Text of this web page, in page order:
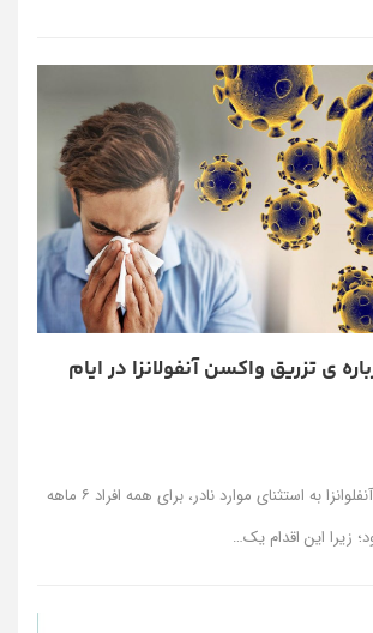
ی تزریق واکسن آنفولانزا در ایام
واکسیناسیون سالانه آنفلوانزا به استثنای موارد نادر، برای همه افراد ۶ ماهه
زیرا این اقدام یک…